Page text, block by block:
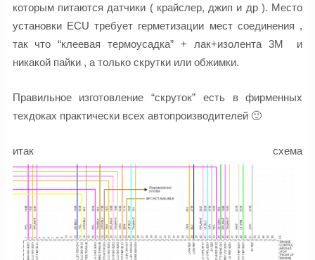
которым питаются датчики ( крайслер, джип и др ). Место
установки ECU требует герметизации мест соединения ,
так что “клеевая термоусадка” + лак+изолента 3М и
никакой пайки , а только скрутки или обжимки.
Правильное изготовление “скруток” есть в фирменных
техдоках практически всех автопроизводителей 🙂
итак схема